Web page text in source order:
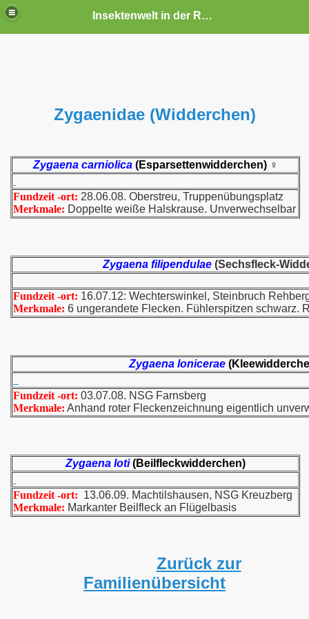
Insektenwelt in der Rhön und Umgebung
Zygaenidae (Widderchen)
Zygaena carniolica (Esparsettenwidderchen) ♀
Fundzeit -ort: 28.06.08. Oberstreu, Truppenübungsplatz
Merkmale: Doppelte weiße Halskrause. Unverwechselbar
Zygaena filipendulae (Sechsfleck-
Fundzeit -ort: 16.07.12: Wechterswinkel, Steinbruch
Merkmale: 6 ungerandete Flecken. Fühlerspitzen schwarz.
Zygaena lonicerae
Fundzeit -ort: 03.07.08. NSG Farnsberg
Merkmale: Anhand roter Fleckenzeichnung eigentlich
Zygaena loti(Beilfleckwidderchen)
Fundzeit -ort: 13.06.09. Machtilshausen, NSG Kreuzberg
Merkmale: Markanter Beilfleck an Flügelbasis
Zurück zur
Familienübersicht